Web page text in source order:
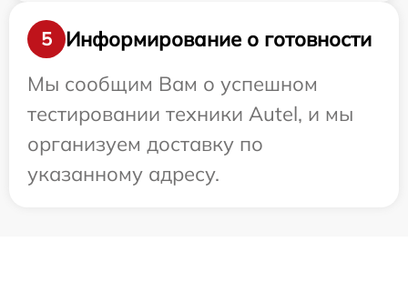
5
Информирование о готовности
Мы сообщим Вам о успешном
тестировании техники Autel, и мы
организуем доставку по
указанному адресу.